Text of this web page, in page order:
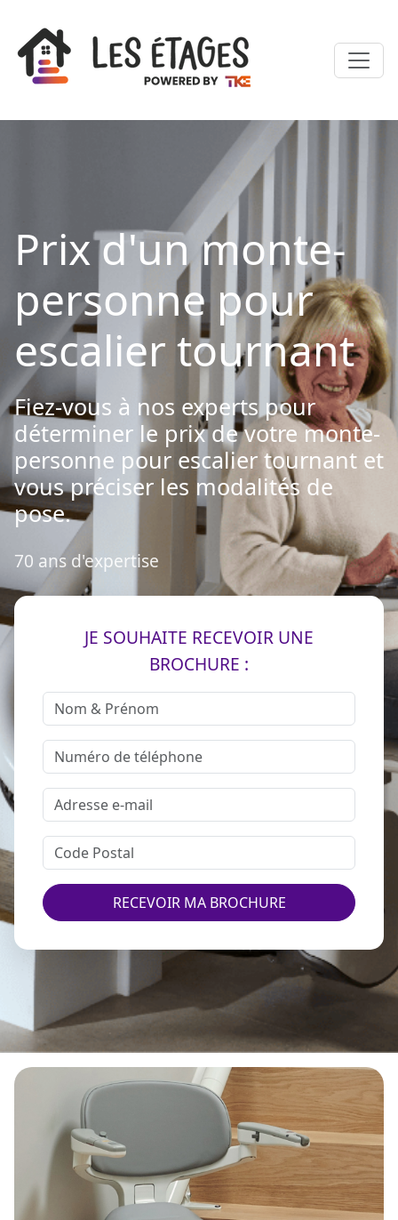
Prix d'un monte-
personne pour
escalier tournant
Fiez-vous à nos experts pour
déterminer le prix de votre monte-
personne pour escalier tournant et
vous préciser les modalités de
pose.
70 ans d'expertise
JE SOUHAITE RECEVOIR UNE
BROCHURE :
RECEVOIR MA BROCHURE